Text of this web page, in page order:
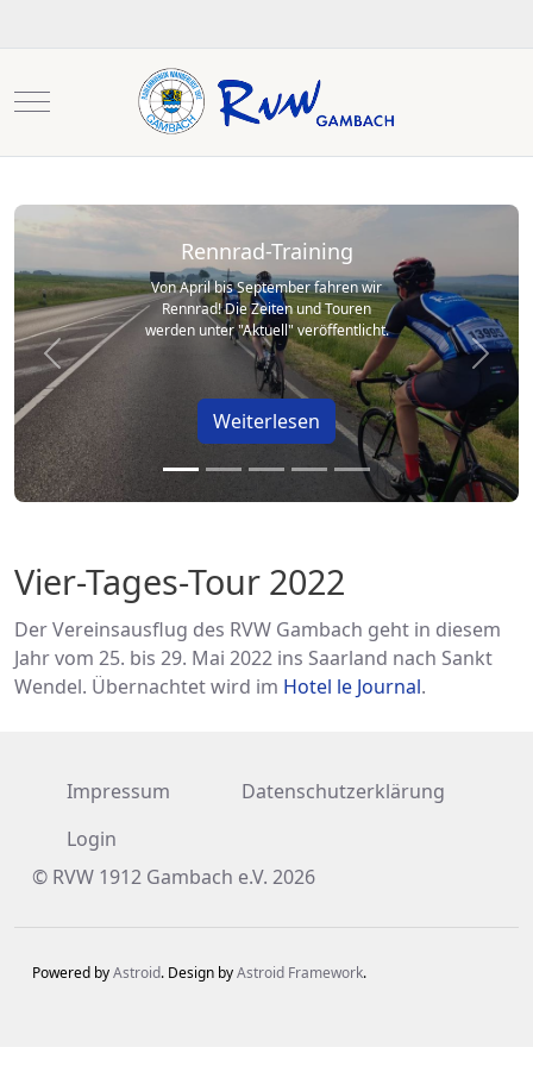
Mobile Menu Toggle
Rennrad-Training
Von April bis September fahren wir
Rennrad! Die Zeiten und Touren
werden unter "Aktuell" veröffentlicht.
Weiterlesen
Previous Next
Vier-Tages-Tour 2022
Der Vereinsausflug des RVW Gambach geht in diesem
Jahr vom 25. bis 29. Mai 2022 ins Saarland nach Sankt
Wendel. Übernachtet wird im Hotel le Journal.
Impressum
Datenschutzerklärung
Login
© RVW 1912 Gambach e.V. 2026
Powered byAstroid. Design byAstroid Framework.